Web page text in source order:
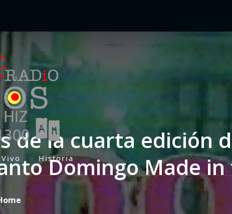
Vivo Historia
de la cuarta edición
Domingo Made in